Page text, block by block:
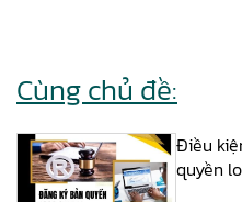
Cùng chủ đề:
Điều
quyền